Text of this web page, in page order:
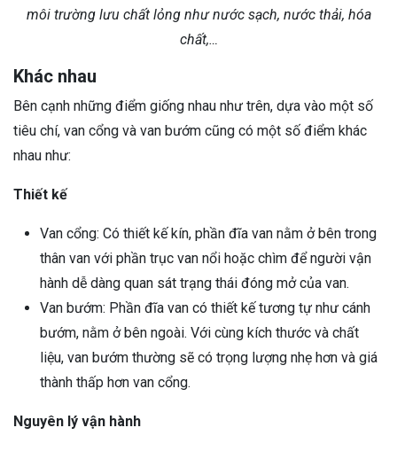
môi trường lưu chất lỏng như nước sạch, nước thải, hóa
chất,…
Khác nhau
Bên cạnh những điểm giống nhau như trên, dựa vào một số
tiêu chí, van cổng và van bướm cũng có một số điểm khác
nhau như:
Thiết kế
Van cổng: Có thiết kế kín, phần đĩa van nằm ở bên trong
thân van với phần trục van nổi hoặc chìm để người vận
hành dễ dàng quan sát trạng thái đóng mở của van.
Van bướm: Phần đĩa van có thiết kế tương tự như cánh
bướm, nằm ở bên ngoài. Với cùng kích thước và chất
liệu, van bướm thường sẽ có trọng lượng nhẹ hơn và giá
thành thấp hơn van cổng.
Nguyên lý vận hành